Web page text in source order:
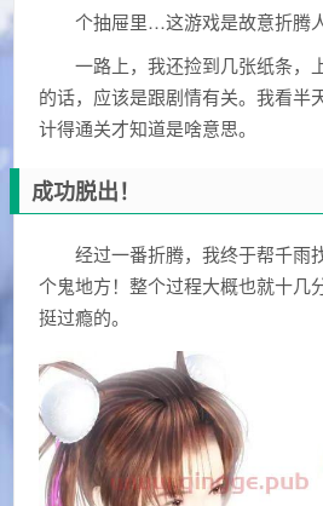
个抽屉里…这游戏是故意折腾人
一路上，我还捡到几张纸条，
的话，应该是跟剧情有关。我看半
计得通关才知道是啥意思。
成功脱出！
经过一番折腾，我终于帮千雨
个鬼地方！整个过程大概也就十几
挺过瘾的。